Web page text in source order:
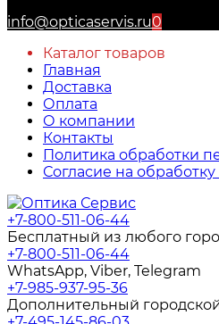
info@opticaservis.ru0
Каталог товаров
Главная
Доставка
Оплата
О компании
Контакты
Политика обработки
Согласие на
+7-800-511-06-44
Бесплатный из любого
+7-800-511-06-44
WhatsApp, Viber, Telegram
+7-985-937-95-36
Дополнительный